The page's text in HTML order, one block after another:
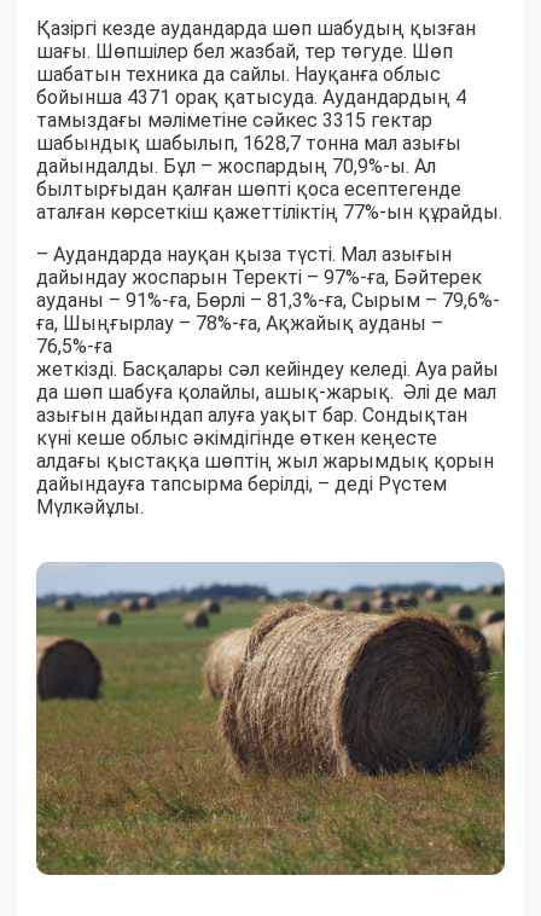
Қазіргі кезде аудандарда шөп шабудың қызған
шағы. Шөпшілер бел жазбай, тер төгуде. Шөп
шабатын техника да сайлы. Науқанға облыс
бойынша 4371 орақ қатысуда. Аудандардың 4
тамыздағы мәліметіне сәйкес 3315 гектар
шабындық шабылып, 1628,7 тонна мал азығы
дайындалды. Бұл – жоспардың 70,9%-ы. Ал
былтырғыдан қалған шөпті қоса есептегенде
аталған көрсеткіш қажеттіліктің 77%-ын құрайды.
– Аудандарда науқан қыза түсті. Мал азығын
дайындау жоспарын Теректі – 97%-ға, Бәйтерек
ауданы – 91%-ға, Бөрлі – 81,3%-ға, Сырым – 79,6%-
ға, Шыңғырлау – 78%-ға, Ақжайық ауданы –
76,5%-ға
жеткізді. Басқалары сәл кейіндеу келеді. Ауа райы
да шөп шабуға қолайлы, ашық-жарық. Әлі де мал
азығын дайындап алуға уақыт бар. Сондықтан
күні кеше облыс әкімдігінде өткен кеңесте
алдағы қыстаққа шөптің жыл жарымдық қорын
дайындауға тапсырма берілді, – деді Рүстем
Мүлкәйұлы.